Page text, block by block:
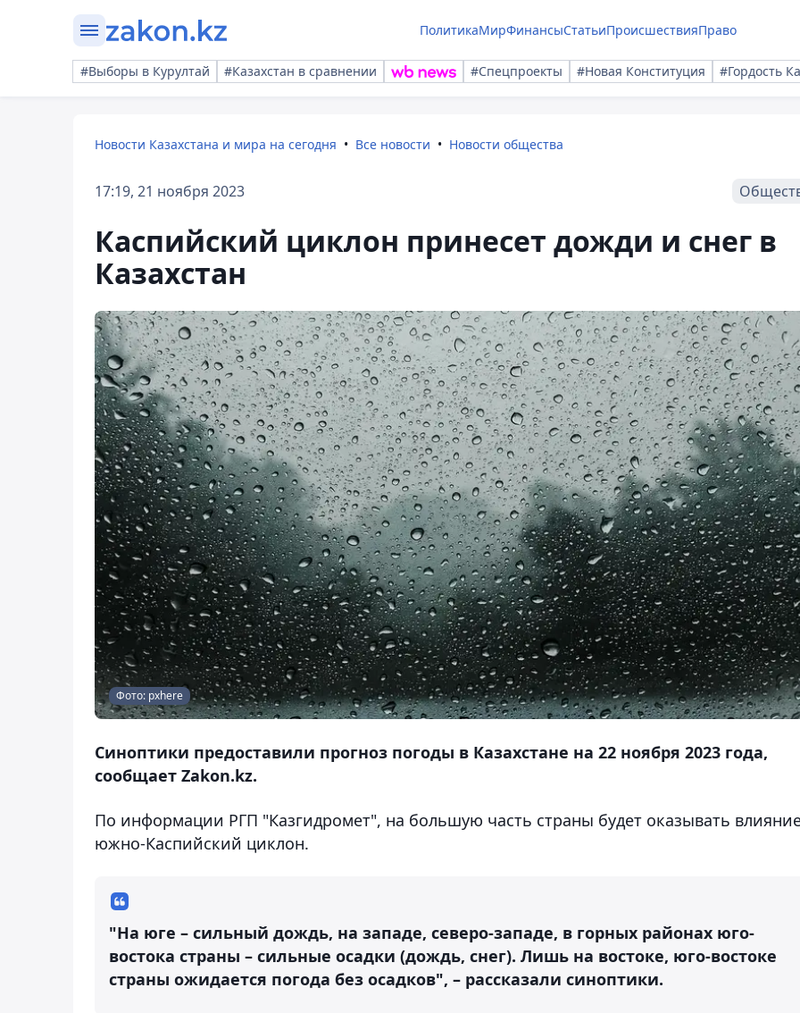
ПолитикаМирФинансыСтатьиПроисшествияПраво
#Выборы в Курултай #Казахстан в сравнении #Спецпроекты #Новая Конституция #Гордость
Новости Казахстана и мира на сегодня Все новости Новости общества
17:19, 21 ноября 2023
Каспийский циклон принесет дожди и снег в
Казахстан
Фото: pxhere
Синоптики предоставили прогноз погоды в Казахстане на 22 ноября 2023 года,
сообщает Zakon.kz.
По информации РГП "Казгидромет", на большую часть страны будет оказывать
южно-Каспийский циклон.
"На юге – сильный дождь, на западе, северо-западе, в горных районах юго-
востока страны – сильные осадки (дождь, снег). Лишь на востоке, юго-востоке
страны ожидается погода без осадков", – рассказали синоптики.